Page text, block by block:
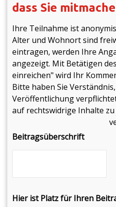
dass Sie
Ihre Teilnahme ist
Alter und Wohnort sind
eintragen, werden Ihre
angezeigt. Mit Betätigen
einreichen" wird Ihr
Bitte haben Sie
Veröffentlichung
auf rechtswidrige Inhalte
Beitragsüberschrift
Hier ist Platz für Ihren